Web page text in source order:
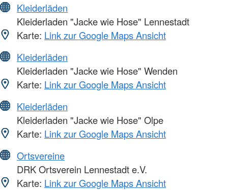
Kleiderläden
Kleiderladen "Jacke wie Hose" Lennestadt
Karte: Link zur Google Maps Ansicht
Kleiderläden
Kleiderladen "Jacke wie Hose" Wenden
Karte: Link zur Google Maps Ansicht
Kleiderläden
Kleiderladen "Jacke wie Hose" Olpe
Karte: Link zur Google Maps Ansicht
Ortsvereine
DRK Ortsverein Lennestadt e.V.
Karte: Link zur Google Maps Ansicht